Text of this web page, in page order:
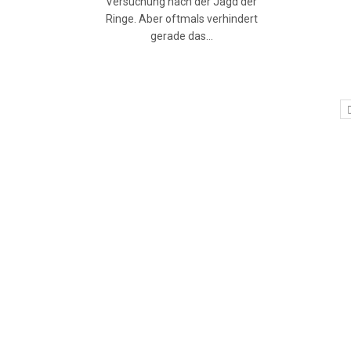
Ringe. Aber oftmals verhindert
gerade das…